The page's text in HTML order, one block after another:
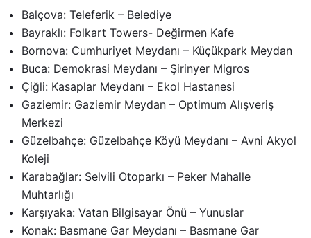
Balçova: Teleferik – Belediye
Bayraklı: Folkart Towers- Değirmen Kafe
Bornova: Cumhuriyet Meydanı – Küçükpark Meydan
Buca: Demokrasi Meydanı – Şirinyer Migros
Çiğli: Kasaplar Meydanı – Ekol Hastanesi
Gaziemir: Gaziemir Meydan – Optimum Alışveriş
Merkezi
Güzelbahçe: Güzelbahçe Köyü Meydanı – Avni Akyol
Koleji
Karabağlar: Selvili Otoparkı – Peker Mahalle
Muhtarlığı
Karşıyaka: Vatan Bilgisayar Önü – Yunuslar
Konak: Basmane Gar Meydanı – Basmane Gar